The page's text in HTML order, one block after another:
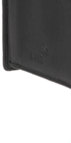
Εξαντλημένο